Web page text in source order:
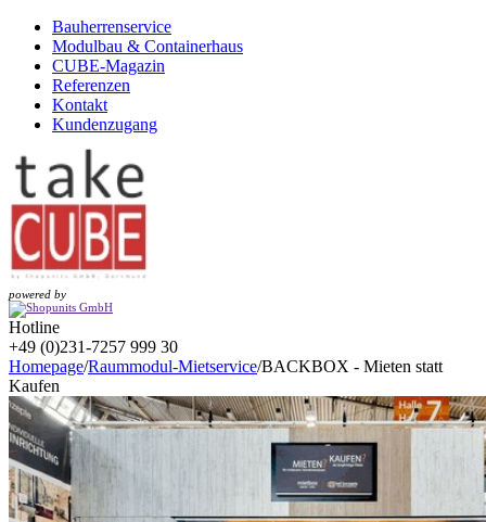
Bauherrenservice
Modulbau & Containerhaus
CUBE-Magazin
Referenzen
Kontakt
Kundenzugang
powered by
Hotline
+49 (0)231-7257 999 30
Homepage/Raummodul-Mietservice/BACKBOX - Mieten statt
Kaufen